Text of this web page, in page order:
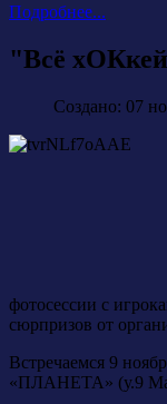
Подробнее...
"Всё
Создано: 07
фотосессии с
сюрпризов от
Встречаемся 9
«ПЛАНЕТА» (у.9